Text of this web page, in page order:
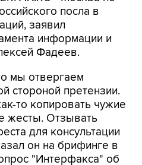
посла в
заявил
информации и
Фадеев.
мы отвергаем
стороной претензии.
то копировать чужие
жесты. Отзывать
для консультации
он на брифинге в
"Интерфакса" об